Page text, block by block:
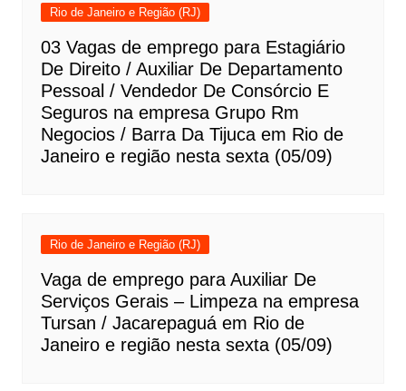
Rio de Janeiro e Região (RJ)
03 Vagas de emprego para Estagiário
De Direito / Auxiliar De Departamento
Pessoal / Vendedor De Consórcio E
Seguros na empresa Grupo Rm
Negocios / Barra Da Tijuca em Rio de
Janeiro e região nesta sexta (05/09)
Rio de Janeiro e Região (RJ)
Vaga de emprego para Auxiliar De
Serviços Gerais – Limpeza na empresa
Tursan / Jacarepaguá em Rio de
Janeiro e região nesta sexta (05/09)